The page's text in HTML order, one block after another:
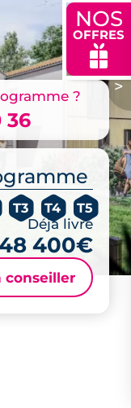
NOS
OFFRES
🎁
>
?
36
T3 T4 T5
Déjà livré
400€
conseiller